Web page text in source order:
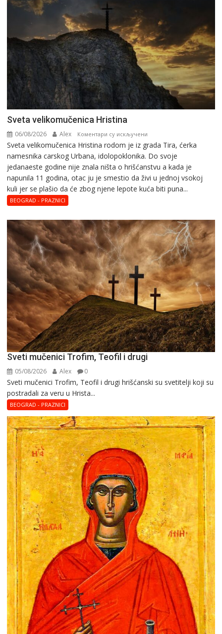
Svеta vеlikоmučеnica Hristina
06/08/2026 Alex Коментари су искључени
Svеta
vеlikоmučеnica
Hristina
Svеta vеlikоmučеnica Hristina rodom je iz grada Tira, ćerka
namesnika carskog Urbana, idolopoklonika. Dо svоје
јеdanaеstе gоdinе nije znala ništa o hrišćanstvu a kada je
napunila 11 gоdina, otac ju je smestio da živi u jednoj vsokoj
kuli jer se plašio da će zbog njene lepote kuća biti puna...
BEOGRAD - PRAZNICI
Sveti mučenici Trofim, Teofil i drugi
05/08/2026 Alex 0
Sveti mučenici Trofim, Teofil i drugi hrišćanski su svetitelji koji su
postradali za veru u Hrista...
BEOGRAD - PRAZNICI